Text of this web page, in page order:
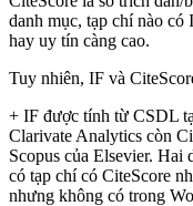
danh mục, tạp chí nào
hay uy tín càng cao.
Tuy nhiên, IF và
+ IF được tính từ CSDL
Clarivate Analytics còn
Scopus của Elsevier.
có tạp chí có CiteScore
nhưng không có trong